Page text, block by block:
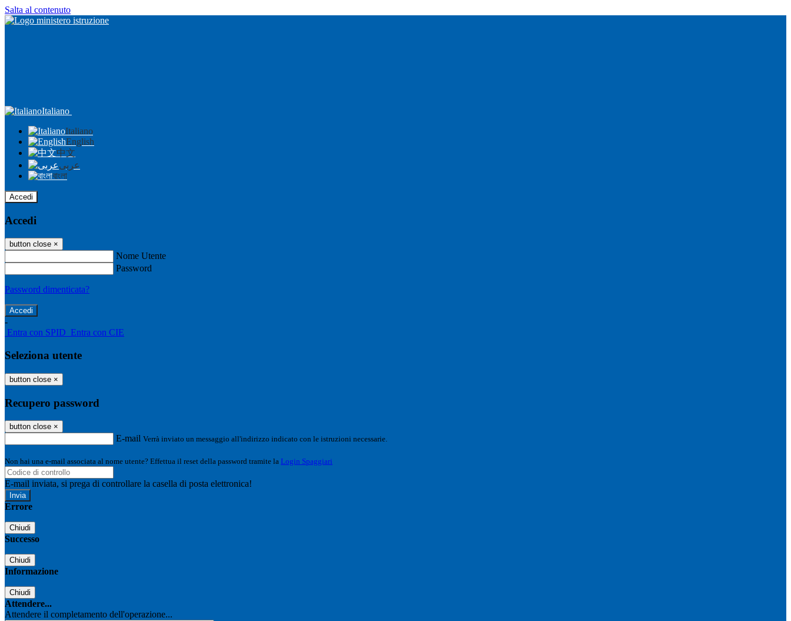
Salta al contenuto
Italiano
Italiano
English
中文
عربى
বাংলা
Accedi
Accedi
button close ×
Nome Utente
Password
Password dimenticata?
-
Entra con SPID Entra con CIE
Seleziona utente
button close ×
Recupero password
button close ×
E-mail Verrà inviato un messaggio all'indirizzo indicato con le istruzioni necessarie.
Non hai una e-mail associata al nome utente? Effettua il reset della password tramite la Login Spaggiari
E-mail inviata, si prega di controllare la casella di posta elettronica!
Errore
Chiudi
Successo
Chiudi
Informazione
Chiudi
Attendere...
Attendere il completamento dell'operazione...